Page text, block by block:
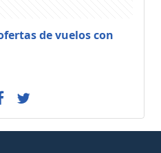
de vuelos con